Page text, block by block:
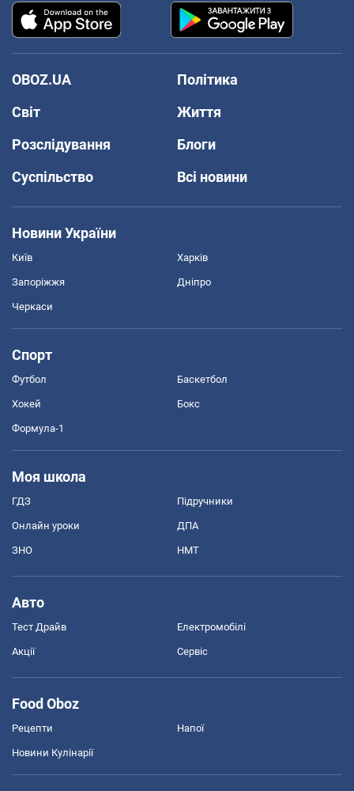
OBOZ.UA
Політика
Світ
Життя
Розслідування
Блоги
Суспільство
Всі новини
Новини України
Київ Харків
Запоріжжя Дніпро
Черкаси
Спорт
Футбол Баскетбол
Хокей Бокс
Формула-1
Моя школа
ГДЗ Підручники
Онлайн уроки ДПА
ЗНО НМТ
Авто
Тест Драйв Електромобілі
Акції Сервіс
Food Oboz
Рецепти Напої
Новини Кулінарії